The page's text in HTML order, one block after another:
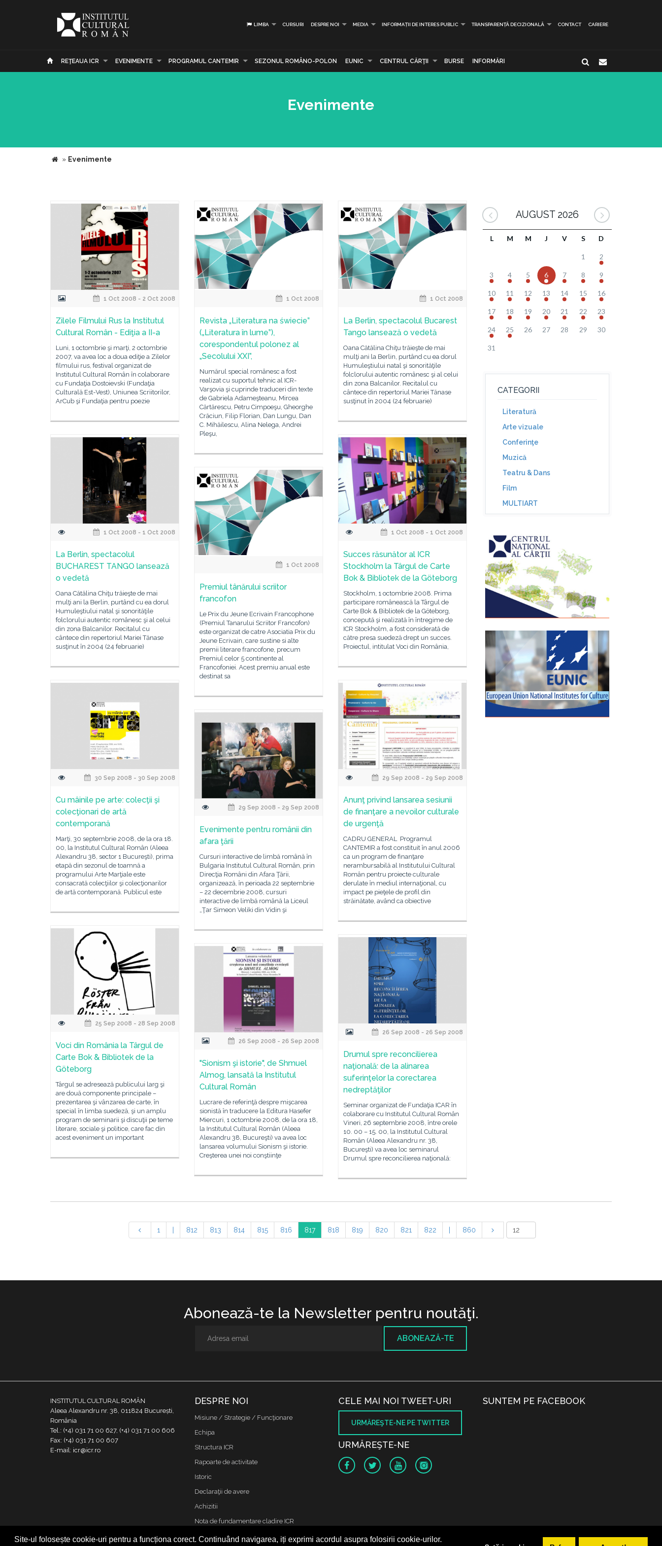
Site-ul folosește cookie-uri pentru a funcționa corect. Continuând navigarea, iți exprimi acordul asupra folosirii cookie-urilor.
LIMBA CURSURI DESPRE NOI MEDIA INFORMAȚII DE INTERES PUBLIC TRANSPARENȚĂ DECIZIONALĂ CONTACT CARIERE
REŢEAUA ICR EVENIMENTE PROGRAMUL CANTEMIR SEZONUL ROMÂNO-POLON EUNIC CENTRUL CĂRŢII BURSE INFORMĂRI
Evenimente
» Evenimente
1 Oct 2008 - 2 Oct 2008
Zilele Filmului Rus la Institutul
Cultural Român - Ediţia a II-a
Luni, 1 octombrie şi marţi, 2 octombrie
2007, va avea loc a doua ediţie a Zilelor
filmului rus, festival organizat de
Institutul Cultural Român în colaborare
cu Fundaţia Dostoievski (Fundaţia
Culturală Est-Vest), Uniunea Scriitorilor,
ArCub şi Fundaţia pentru poezie
1 Oct 2008
Revista „Literatura na świecie”
(„Literatura în lume”),
corespondentul polonez al
„Secolului XXI”,
Numărul special românesc a fost
realizat cu suportul tehnic al ICR-
Varşovia şi cuprinde traduceri din texte
de Gabriela Adameşteanu, Mircea
Cărtărescu, Petru Cimpoeşu, Gheorghe
Crăciun, Filip Florian, Dan Lungu, Dan
C. Mihăilescu, Alina Nelega, Andrei
Pleşu,
1 Oct 2008
La Berlin, spectacolul Bucarest
Tango lansează o vedetă
Oana Cătălina Chiţu trăieşte de mai
mulţi ani la Berlin, purtând cu ea dorul
Humuleştiului natal şi sonorităţile
folclorului autentic românesc şi al celui
din zona Balcanilor. Recitalul cu
cântece din repertoriul Mariei Tănase
susţinut în 2004 (24 februarie)
1 Oct 2008 - 1 Oct 2008
La Berlin, spectacolul
BUCHAREST TANGO lansează
o vedetă
Oana Cătălina Chiţu trăieşte de mai
mulţi ani la Berlin, purtând cu ea dorul
Humuleştiului natal şi sonorităţile
folclorului autentic românesc şi al celui
din zona Balcanilor. Recitalul cu
cântece din repertoriul Mariei Tănase
susţinut în 2004 (24 februarie)
1 Oct 2008 - 1 Oct 2008
Succes răsunător al ICR
Stockholm la Târgul de Carte
Bok & Bibliotek de la Göteborg
Stockholm, 1 octombrie 2008. Prima
participare românească la Târgul de
Carte Bok & Bibliotek de la Göteborg,
concepută şi realizată în întregime de
ICR Stockholm, a fost considerată de
către presa suedeză drept un succes.
Proiectul, intitulat Voci din România,
1 Oct 2008
Premiul tânărului scriitor
francofon
Le Prix du Jeune Ecrivain Francophone
(Premiul Tanarului Scriitor Francofon)
este organizat de catre Asociatia Prix du
Jeune Ecrivain, care sustine si alte
premii literare francofone, precum
Premiul celor 5 continente al
Francofoniei. Acest premiu anual este
destinat sa
30 Sep 2008 - 30 Sep 2008
Cu mâinile pe arte: colecţii şi
colecţionari de artă
contemporană
Marţi, 30 septembrie 2008, de la ora 18.
00, la Institutul Cultural Român (Aleea
Alexandru 38, sector 1 Bucureşti), prima
etapă din sezonul de toamnă a
programului Arte Marţiale este
consacrată colecţiilor şi colecţionarilor
de artă contemporană. Publicul este
29 Sep 2008 - 29 Sep 2008
Anunţ privind lansarea sesiunii
de finanţare a nevoilor culturale
de urgenţă
CADRU GENERAL Programul
CANTEMIR a fost constituit în anul 2006
ca un program de finanţare
nerambursabilă al Institutului Cultural
Român pentru proiecte culturale
derulate în mediul internaţional, cu
impact pe pieţele de profil din
străinătate, având ca obiective
29 Sep 2008 - 29 Sep 2008
Evenimente pentru românii din
afara ţării
Cursuri interactive de limbă română în
Bulgaria Institutul Cultural Român, prin
Direcţia Români din Afara Ţării,
organizează, în perioada 22 septembrie
– 22 decembrie 2008, cursuri
interactive de limbă română la Liceul
„Ţar Simeon Veliki din Vidin şi
25 Sep 2008 - 28 Sep 2008
Voci din România la Târgul de
Carte Bok & Bibliotek de la
Göteborg
Târgul se adresează publicului larg şi
are două componente principale –
prezentarea şi vânzarea de carte, în
special în limba suedeză, şi un amplu
program de seminarii şi discuţii pe teme
literare, sociale şi politice, care fac din
acest eveniment un important
26 Sep 2008 - 26 Sep 2008
Drumul spre reconcilierea
naţională: de la alinarea
suferinţelor la corectarea
nedreptăţilor
Seminar organizat de Fundaţia ICAR în
colaborare cu Institutul Cultural Român
Vineri, 26 septembrie 2008, între orele
10. 00 – 15. 00, la Institutul Cultural
Român (Aleea Alexandru nr. 38,
Bucureşti) va avea loc seminarul
Drumul spre reconcilierea naţională:
26 Sep 2008 - 26 Sep 2008
"Sionism şi istorie", de Shmuel
Almog, lansată la Institutul
Cultural Român
Lucrare de referinţă despre mişcarea
sionistă în traducere la Editura Hasefer
Miercuri, 1 octombrie 2008, de la ora 18,
la Institutul Cultural Român (Aleea
Alexandru 38, Bucureşti) va avea loc
lansarea volumului Sionism şi istorie.
Creşterea unei noi conştiinţe
AUGUST 2026
L M M J V S D
1 2
3 4 5 6 7 8 9
10 11 12 13 14 15 16
17 18 19 20 21 22 23
24 25 26 27 28 29 30
31
CATEGORII
Literatură
Arte vizuale
Conferinţe
Muzică
Teatru & Dans
Film
MULTIART
1 812 813 814 815 816 817 818 819 820 821 822 860
Abonează-te la Newsletter pentru noutăţi.
ABONEAZĂ-TE
INSTITUTUL CULTURAL ROMÂN
Aleea Alexandru nr. 38, 011824 București,
România
Tel.: (+4) 031 71 00 627, (+4) 031 71 00 606
Fax: (+4) 031 71 00 607
E-mail: icr@icr.ro
DESPRE NOI
Misiune / Strategie / Funcţionare
Echipa
Structura ICR
Rapoarte de activitate
Istoric
Declaraţii de avere
Achizitii
Nota de fundamentare cladire ICR
Contact
CELE MAI NOI TWEET-URI
URMĂREŞTE-NE PE TWITTER
URMĂREŞTE-NE
SUNTEM PE FACEBOOK